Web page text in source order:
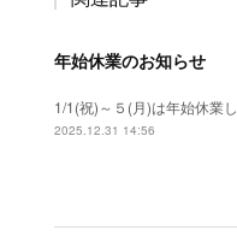
年始休業のお知らせ
1/1(祝)～５(月)は年始休業
2025.12.31 14:56